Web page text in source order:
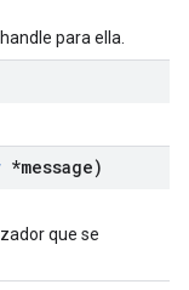
para ella.
*message)
que se